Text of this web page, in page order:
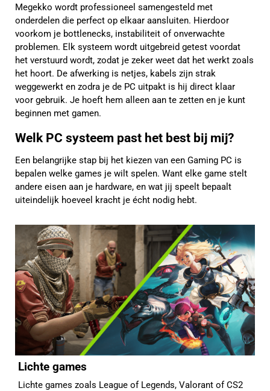
Megekko wordt professioneel samengesteld met
onderdelen die perfect op elkaar aansluiten. Hierdoor
voorkom je bottlenecks, instabiliteit of onverwachte
problemen. Elk systeem wordt uitgebreid getest voordat
het verstuurd wordt, zodat je zeker weet dat het werkt zoals
het hoort. De afwerking is netjes, kabels zijn strak
weggewerkt en zodra je de PC uitpakt is hij direct klaar
voor gebruik. Je hoeft hem alleen aan te zetten en je kunt
beginnen met gamen.
Welk PC systeem past het best bij mij?
Een belangrijke stap bij het kiezen van een Gaming PC is
bepalen welke games je wilt spelen. Want elke game stelt
andere eisen aan je hardware, en wat jij speelt bepaalt
uiteindelijk hoeveel kracht je écht nodig hebt.
Lichte games
Lichte games zoals League of Legends, Valorant of CS2